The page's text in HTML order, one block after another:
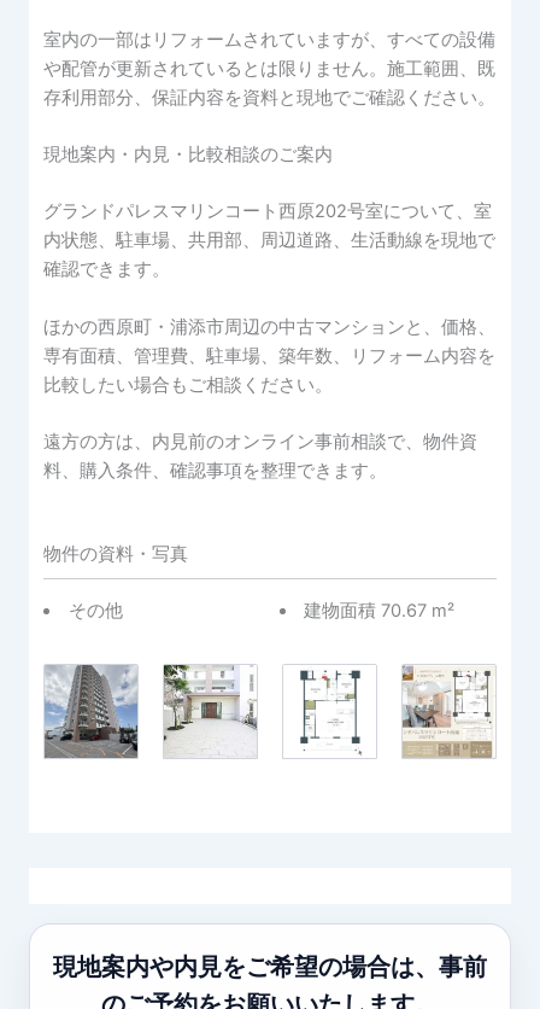
室内の一部はリフォームされていますが、すべての設備
や配管が更新されているとは限りません。施工範囲、既
存利用部分、保証内容を資料と現地でご確認ください。
現地案内・内見・比較相談のご案内
グランドパレスマリンコート西原202号室について、室
内状態、駐車場、共用部、周辺道路、生活動線を現地で
確認できます。
ほかの西原町・浦添市周辺の中古マンションと、価格、
専有面積、管理費、駐車場、築年数、リフォーム内容を
比較したい場合もご相談ください。
遠方の方は、内見前のオンライン事前相談で、物件資
料、購入条件、確認事項を整理できます。
物件の資料・写真
その他 建物面積 70.67 m²